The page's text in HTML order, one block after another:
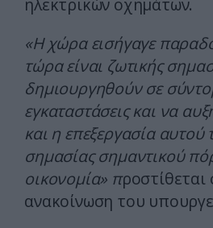
ηλεκτρικών οχημάτων.
«Η χώρα εισήγαγε
τώρα είναι ζωτικής
δημιουργηθούν σε
εγκαταστάσεις και να
και η επεξεργασία αυτού
σημασίας σημαντικού
οικονομία» προστίθεται
ανακοίνωση του